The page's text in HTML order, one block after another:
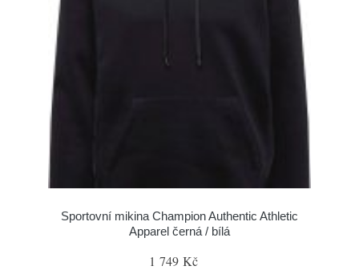
Sportovní mikina Champion Authentic Athletic
Apparel černá / bílá
1 749 Kč